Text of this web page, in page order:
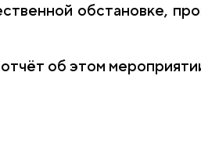
обстановке,
об этом